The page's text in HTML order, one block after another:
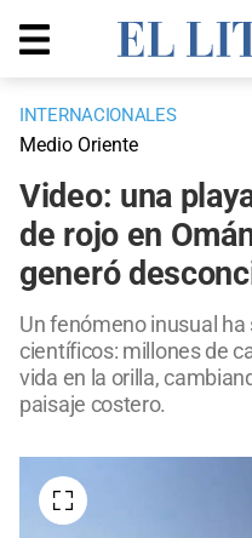
INTERNACIONALES
Medio Oriente
Video: una
de rojo en
generó
Un fenómeno inusual
científicos: millones de
vida en la orilla,
paisaje costero.